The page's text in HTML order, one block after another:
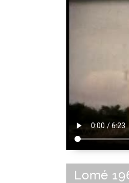
Lomé